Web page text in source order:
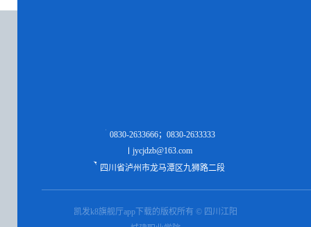
0830-2633666；0830-2633333
jycjdzb@163.com
四川省泸州市龙马潭区九狮路二段
凯发k8旗舰厅app下载的版权所有 © 四川江阳